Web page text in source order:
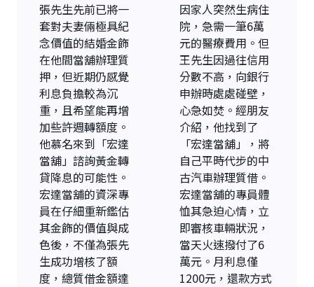
張先生先前已將一
套對夫妻倆極具紀
念價值的結婚金飾
在他間當舖辦理質
押，但近期仍感覺
利息負擔較為沉
重，且希望能再增
加些許週轉額度。
他慕名來到「宏達
當舖」諮詢黃金轉
貸降息的可能性。
宏達當舖的資深專
員在仔細重新鑑估
其金飾的價值與成
色後，不僅為張先
生成功增核了額
度，總質借金額達
因家人突然生病住
院，急需一筆6萬
元的醫療費用。但
王先生因過往信用
分數不高，向銀行
申辦時處處碰壁，
心急如焚。經朋友
介紹，他找到了
「宏達當舖」，將
自己平時代步的中
古汽車辦理質借。
宏達當舖的專員體
恤其急迫心情，立
即審核車輛狀況，
當天火速撥付了6
萬元。月利息僅
1200元，還款方式